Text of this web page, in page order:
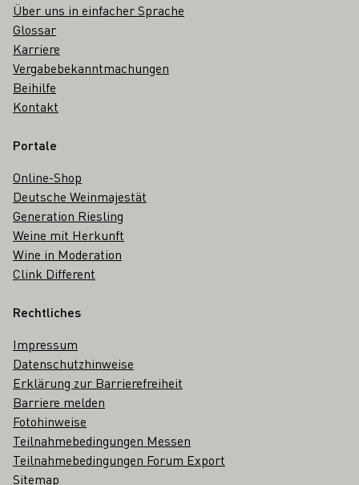
Über uns in einfacher Sprache
Glossar
Karriere
Vergabebekanntmachungen
Beihilfe
Kontakt
Portale
Online-Shop
Deutsche Weinmajestät
Generation Riesling
Weine mit Herkunft
Wine in Moderation
Clink Different
Rechtliches
Impressum
Datenschutzhinweise
Erklärung zur Barrierefreiheit
Barriere melden
Fotohinweise
Teilnahmebedingungen Messen
Teilnahmebedingungen Forum Export
Sitemap